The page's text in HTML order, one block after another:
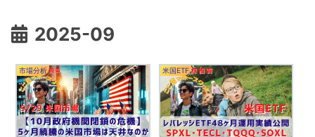
2025-09
市場分析 米国ETF